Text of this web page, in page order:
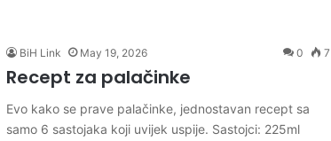
BiH Link May 19, 2026 0 7
Recept za palačinke
Evo kako se prave palačinke, jednostavan recept sa
samo 6 sastojaka koji uvijek uspije. Sastojci: 225ml